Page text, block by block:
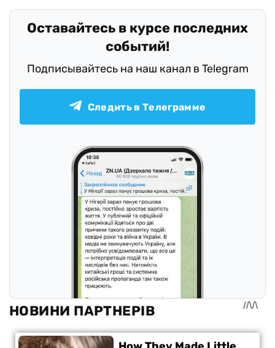
Оставайтесь в курсе последних
событий!
Подписывайтесь на наш канал в Telegram
Следить в Телеграмме